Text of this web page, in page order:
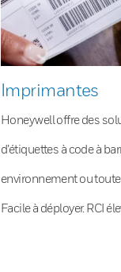
Imprimantes
Honeywell offre des
d’étiquettes à code à
environnement ou
Facile à déployer. RCI